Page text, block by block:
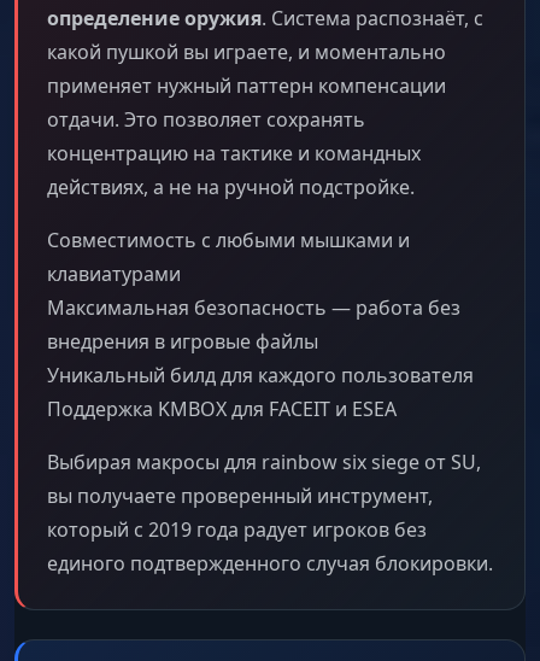
определение оружия. Система распознаёт, с
какой пушкой вы играете, и моментально
применяет нужный паттерн компенсации
отдачи. Это позволяет сохранять
концентрацию на тактике и командных
действиях, а не на ручной подстройке.
Совместимость с любыми мышками и
клавиатурами
Максимальная безопасность — работа без
внедрения в игровые файлы
Уникальный билд для каждого пользователя
Поддержка KMBOX для FACEIT и ESEA
Выбирая макросы для rainbow six siege от SU,
вы получаете проверенный инструмент,
который с 2019 года радует игроков без
единого подтвержденного случая блокировки.